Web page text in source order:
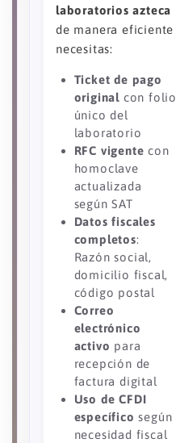
laboratorios azteca
de manera eficiente
necesitas:
Ticket de pago
originalcon folio
único del
laboratorio
RFC vigente con
homoclave
actualizada
según SAT
Datos fiscales
completos:
Razón social,
domicilio fiscal,
código postal
Correo
electrónico
activo para
recepción de
factura digital
Uso de CFDI
específico según
necesidad fiscal